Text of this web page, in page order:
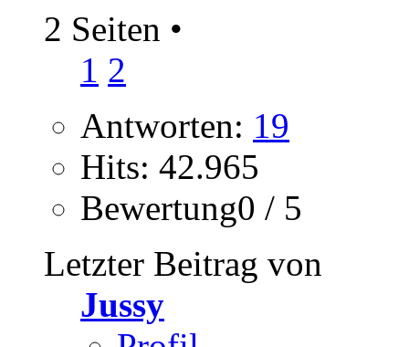
2 Seiten •
1 2
Antworten: 19
Hits: 42.965
Bewertung0 / 5
Letzter Beitrag von
Jussy